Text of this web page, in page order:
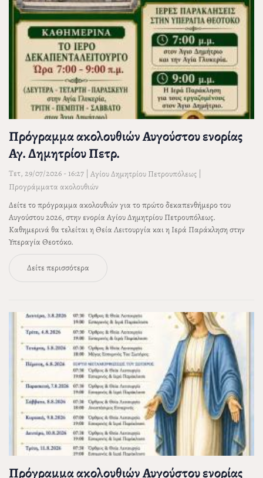
Πρόγραμμα ακολουθιών Αυγούστου ενορίας
Αγ. Δημητρίου Πετρ.
Τετ, 29/07/2026 - 16:27 | Αγίου Δημητρίου Πετρουπόλεως |
Προγράμματα ακολουθιών
Δείτε το πρόγραμμα ακολουθιών για το πρώτο δεκαπενθήμερο του
Αυγούστου 2026, στην ενορία Αγίου Δημητρίου Πετρουπόλεως.
Καθημερινά θα τελείται η Θεία Λειτουργία και η Ιερά Παράκληση στην
Υπεραγία Θεοτόκο.
Δείτε περισσότερα
Πρόγραμμα ακολουθιών Αυγούστου ενορίας